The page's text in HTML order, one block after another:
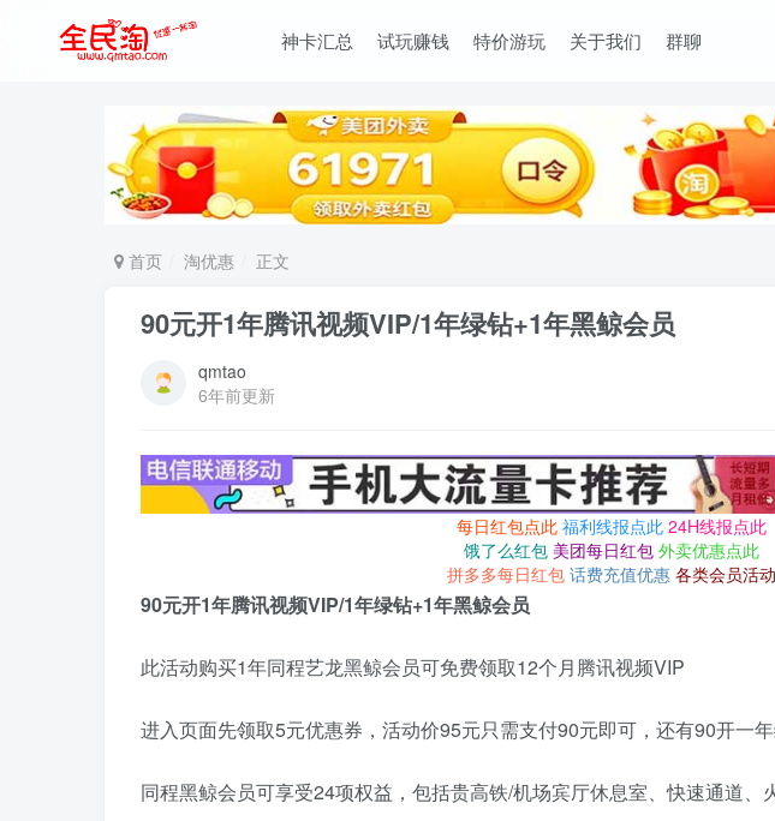
神卡汇总 试玩赚钱 特价游玩 关于我们 群聊
首页 淘优惠 正文
90元开1年腾讯视频VIP/1年绿钻+1年黑鲸会员
qmtao
6年前更新
每日红包点此 福利线报点此 24H线报点此
饿了么红包 美团每日红包 外卖优惠点此
拼多多每日红包 话费充值优惠 各类会员活动
90元开1年腾讯视频VIP/1年绿钻+1年黑鲸会员
此活动购买1年同程艺龙黑鲸会员可免费领取12个月腾讯视频VIP
进入页面先领取5元优惠券，活动价95元只需支付90元即可，还有90开一
同程黑鲸会员可享受24项权益，包括贵高铁/机场宾厅休息室、快速通道、